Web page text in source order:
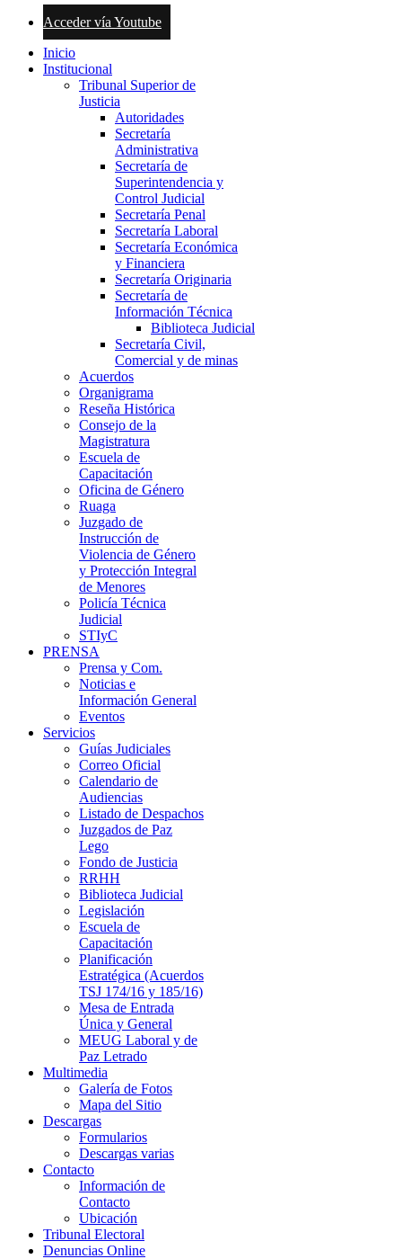
Acceder vía Youtube
Inicio
Institucional
Tribunal Superior de
Justicia
Autoridades
Secretaría
Administrativa
Secretaría de
Superintendencia y
Control Judicial
Secretaría Penal
Secretaría Laboral
Secretaría Económica
y Financiera
Secretaría Originaria
Secretaría de
Información Técnica
Biblioteca Judicial
Secretaría Civil,
Comercial y de minas
Acuerdos
Organigrama
Reseña Histórica
Consejo de la
Magistratura
Escuela de
Capacitación
Oficina de Género
Ruaga
Juzgado de
Instrucción de
Violencia de Género
y Protección Integral
de Menores
Policía Técnica
Judicial
STIyC
PRENSA
Prensa y Com.
Noticias e
Información General
Eventos
Servicios
Guías Judiciales
Correo Oficial
Calendario de
Audiencias
Listado de Despachos
Juzgados de Paz
Lego
Fondo de Justicia
RRHH
Biblioteca Judicial
Legislación
Escuela de
Capacitación
Planificación
Estratégica (Acuerdos
TSJ 174/16 y 185/16)
Mesa de Entrada
Única y General
MEUG Laboral y de
Paz Letrado
Multimedia
Galería de Fotos
Mapa del Sitio
Descargas
Formularios
Descargas varias
Contacto
Información de
Contacto
Ubicación
Tribunal Electoral
Denuncias Online